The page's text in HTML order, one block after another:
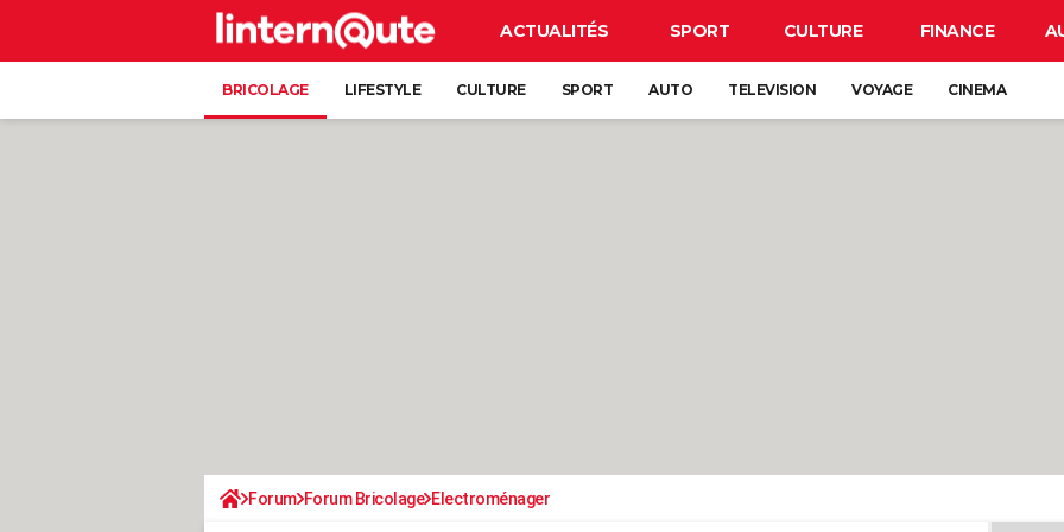
ACTUALITÉS SPORT CULTURE FINANCE
BRICOLAGE LIFESTYLE CULTURE SPORT AUTO TELEVISION VOYAGE CINEMA
Forum Forum Bricolage Electroménager